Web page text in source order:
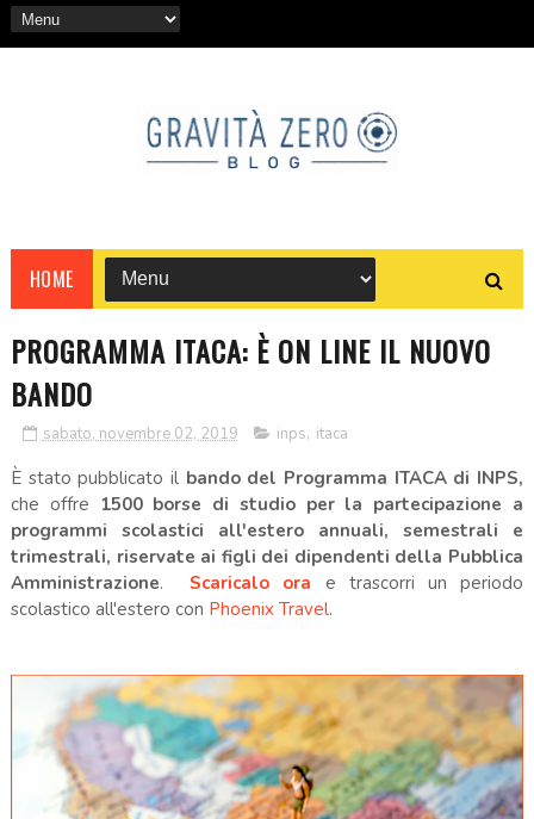
HOME
PROGRAMMA ITACA: È ON LINE IL NUOVO
BANDO
sabato, novembre 02, 2019 inps, itaca
È stato pubblicato il bando del Programma ITACA di INPS,
che offre 1500 borse di studio per la partecipazione a
programmi scolastici all'estero annuali, semestrali e
trimestrali, riservate ai figli dei dipendenti della Pubblica
Amministrazione. Scaricalo ora e trascorri un periodo
scolastico all'estero con Phoenix Travel.